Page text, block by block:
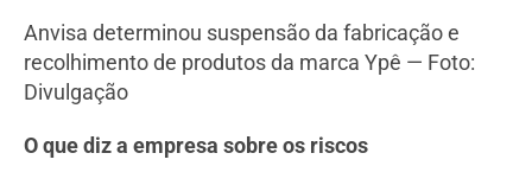
Anvisa determinou suspensão da fabricação e
recolhimento de produtos da marca Ypê — Foto:
Divulgação
O que diz a empresa sobre os riscos